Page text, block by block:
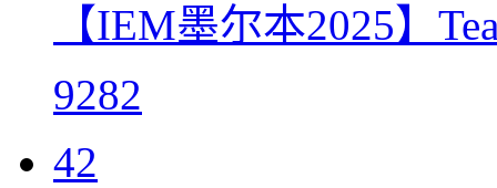
【IEM墨尔本2025】
9282
42